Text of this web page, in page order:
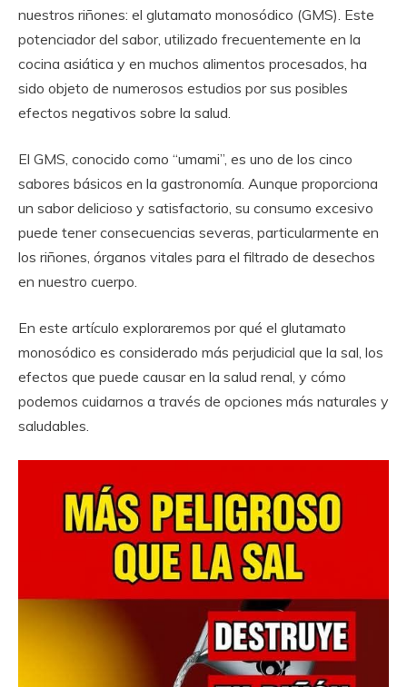
nuestros riñones: el glutamato monosódico (GMS). Este
potenciador del sabor, utilizado frecuentemente en la
cocina asiática y en muchos alimentos procesados, ha
sido objeto de numerosos estudios por sus posibles
efectos negativos sobre la salud.
El GMS, conocido como “umami”, es uno de los cinco
sabores básicos en la gastronomía. Aunque proporciona
un sabor delicioso y satisfactorio, su consumo excesivo
puede tener consecuencias severas, particularmente en
los riñones, órganos vitales para el filtrado de desechos
en nuestro cuerpo.
En este artículo exploraremos por qué el glutamato
monosódico es considerado más perjudicial que la sal, los
efectos que puede causar en la salud renal, y cómo
podemos cuidarnos a través de opciones más naturales y
saludables.